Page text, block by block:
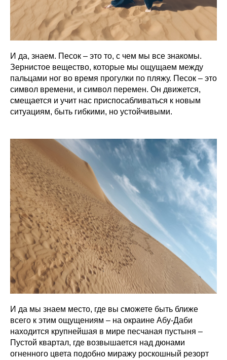
И да, знаем. Песок – это то, с чем мы все знакомы.
Зернистое вещество, которые мы ощущаем между
пальцами ног во время прогулки по пляжу. Песок – это
символ времени, и символ перемен. Он движется,
смещается и учит нас приспосабливаться к новым
ситуациям, быть гибкими, но устойчивыми.
И да мы знаем место, где вы сможете быть ближе
всего к этим ощущениям – на окраине Абу-Даби
находится крупнейшая в мире песчаная пустыня –
Пустой квартал, где возвышается над дюнами
огненного цвета подобно миражу роскошный резорт